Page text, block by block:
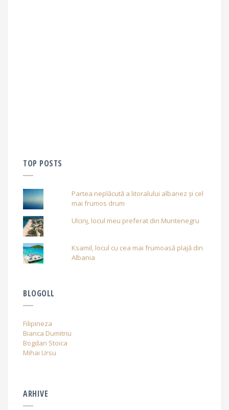
TOP POSTS
Partea neplăcută a litoralului albanez și cel
mai frumos drum
Ulcinj, locul meu preferat din Muntenegru
Ksamil, locul cu cea mai frumoasă plajă din
Albania
BLOGOLL
Filipineza
Bianca Dumitriu
Bogdan Stoica
Mihai Ursu
ARHIVE